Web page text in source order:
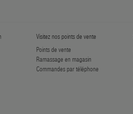
Visitez nos points de vente
Points de vente
Ramassage en magasin
Commandes par téléphone